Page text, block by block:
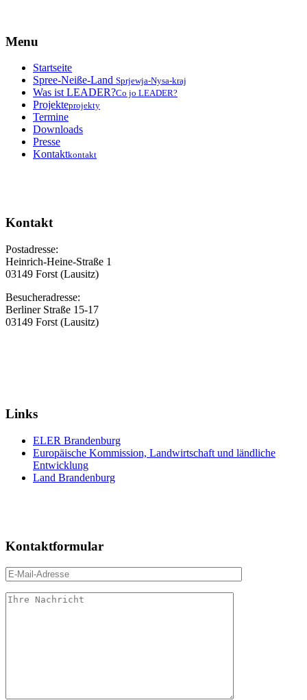
Menu
Startseite
Spree-Neiße-Land Sprjewja-Nysa-kraj
Was ist LEADER?Co jo LEADER?
Projekteprojekty
Termine
Downloads
Presse
Kontaktkontakt
Kontakt
Postadresse:
Heinrich-Heine-Straße 1
03149 Forst (Lausitz)
Besucheradresse:
Berliner Straße 15-17
03149 Forst (Lausitz)
Links
ELER Brandenburg
Europäische Kommission, Landwirtschaft und ländliche
Entwicklung
Land Brandenburg
Kontaktformular